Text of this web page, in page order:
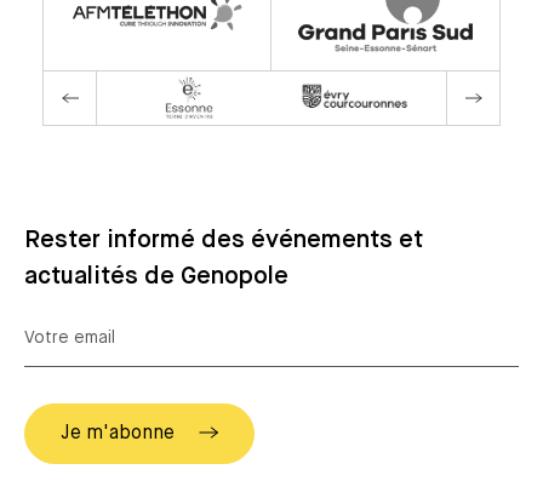
Rester informé des événements et
actualités de Genopole